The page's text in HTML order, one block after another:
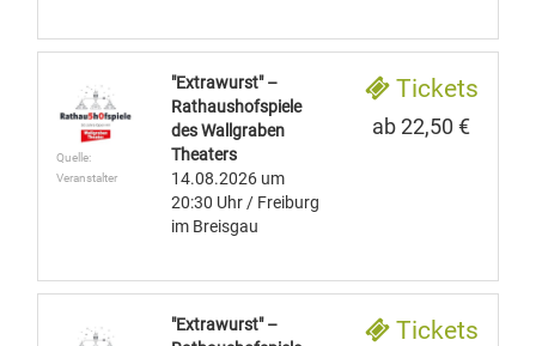
Quelle:
Veranstalter
"Extrawurst" –
Rathaushofspiele
des Wallgraben
Theaters
14.08.2026 um
20:30 Uhr / Freiburg
im Breisgau
Tickets
ab 22,50 €
"Extrawurst" –
Tickets